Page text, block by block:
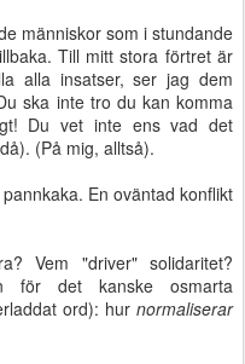
människor som i stundande
Till mitt stora förtret är
alla insatser, ser jag dem
ska inte tro du kan komma
Du vet inte ens vad det
(På mig, alltså).
En oväntad konflikt
Vem "driver" solidaritet?
för det kanske osmarta
ord): hur normaliserar